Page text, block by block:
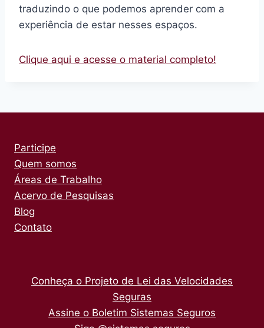
traduzindo o que podemos aprender com a
experiência de estar nesses espaços.
Clique aqui e acesse o material completo!
Participe
Quem somos
Áreas de Trabalho
Acervo de Pesquisas
Blog
Contato
Conheça o Projeto de Lei das Velocidades
Seguras
Assine o Boletim Sistemas Seguros